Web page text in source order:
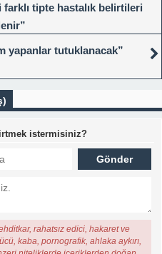
tipte hastalık belirtileri
yapanlar tutuklanacak”
istermisiniz?
rahatsız edici, hakaret ve
kaba, pornografik, ahlaka aykırı,